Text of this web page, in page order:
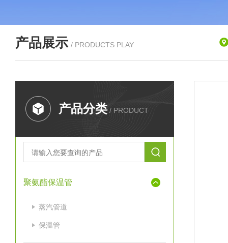
产品展示 / PRODUCTS PLAY
产品分类 / PRODUCT
聚氨酯保温管
蒸汽管道
保温管